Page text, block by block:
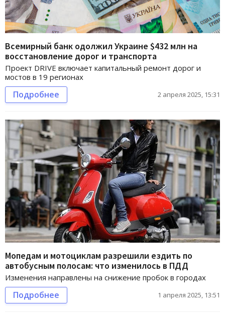
Всемирный банк одолжил Украине $432 млн на
восстановление дорог и транспорта
Проект DRIVE включает капитальный ремонт дорог и
мостов в 19 регионах
Подробнее 2 апреля 2025, 15:31
Мопедам и мотоциклам разрешили ездить по
автобусным полосам: что изменилось в ПДД
Изменения направлены на снижение пробок в городах
Подробнее 1 апреля 2025, 13:51